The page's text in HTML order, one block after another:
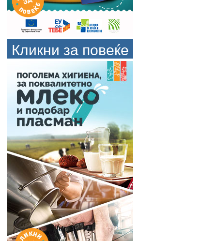
Кликни за повеќе